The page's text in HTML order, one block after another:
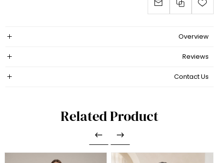
Overview
Reviews
Contact Us
Related Product